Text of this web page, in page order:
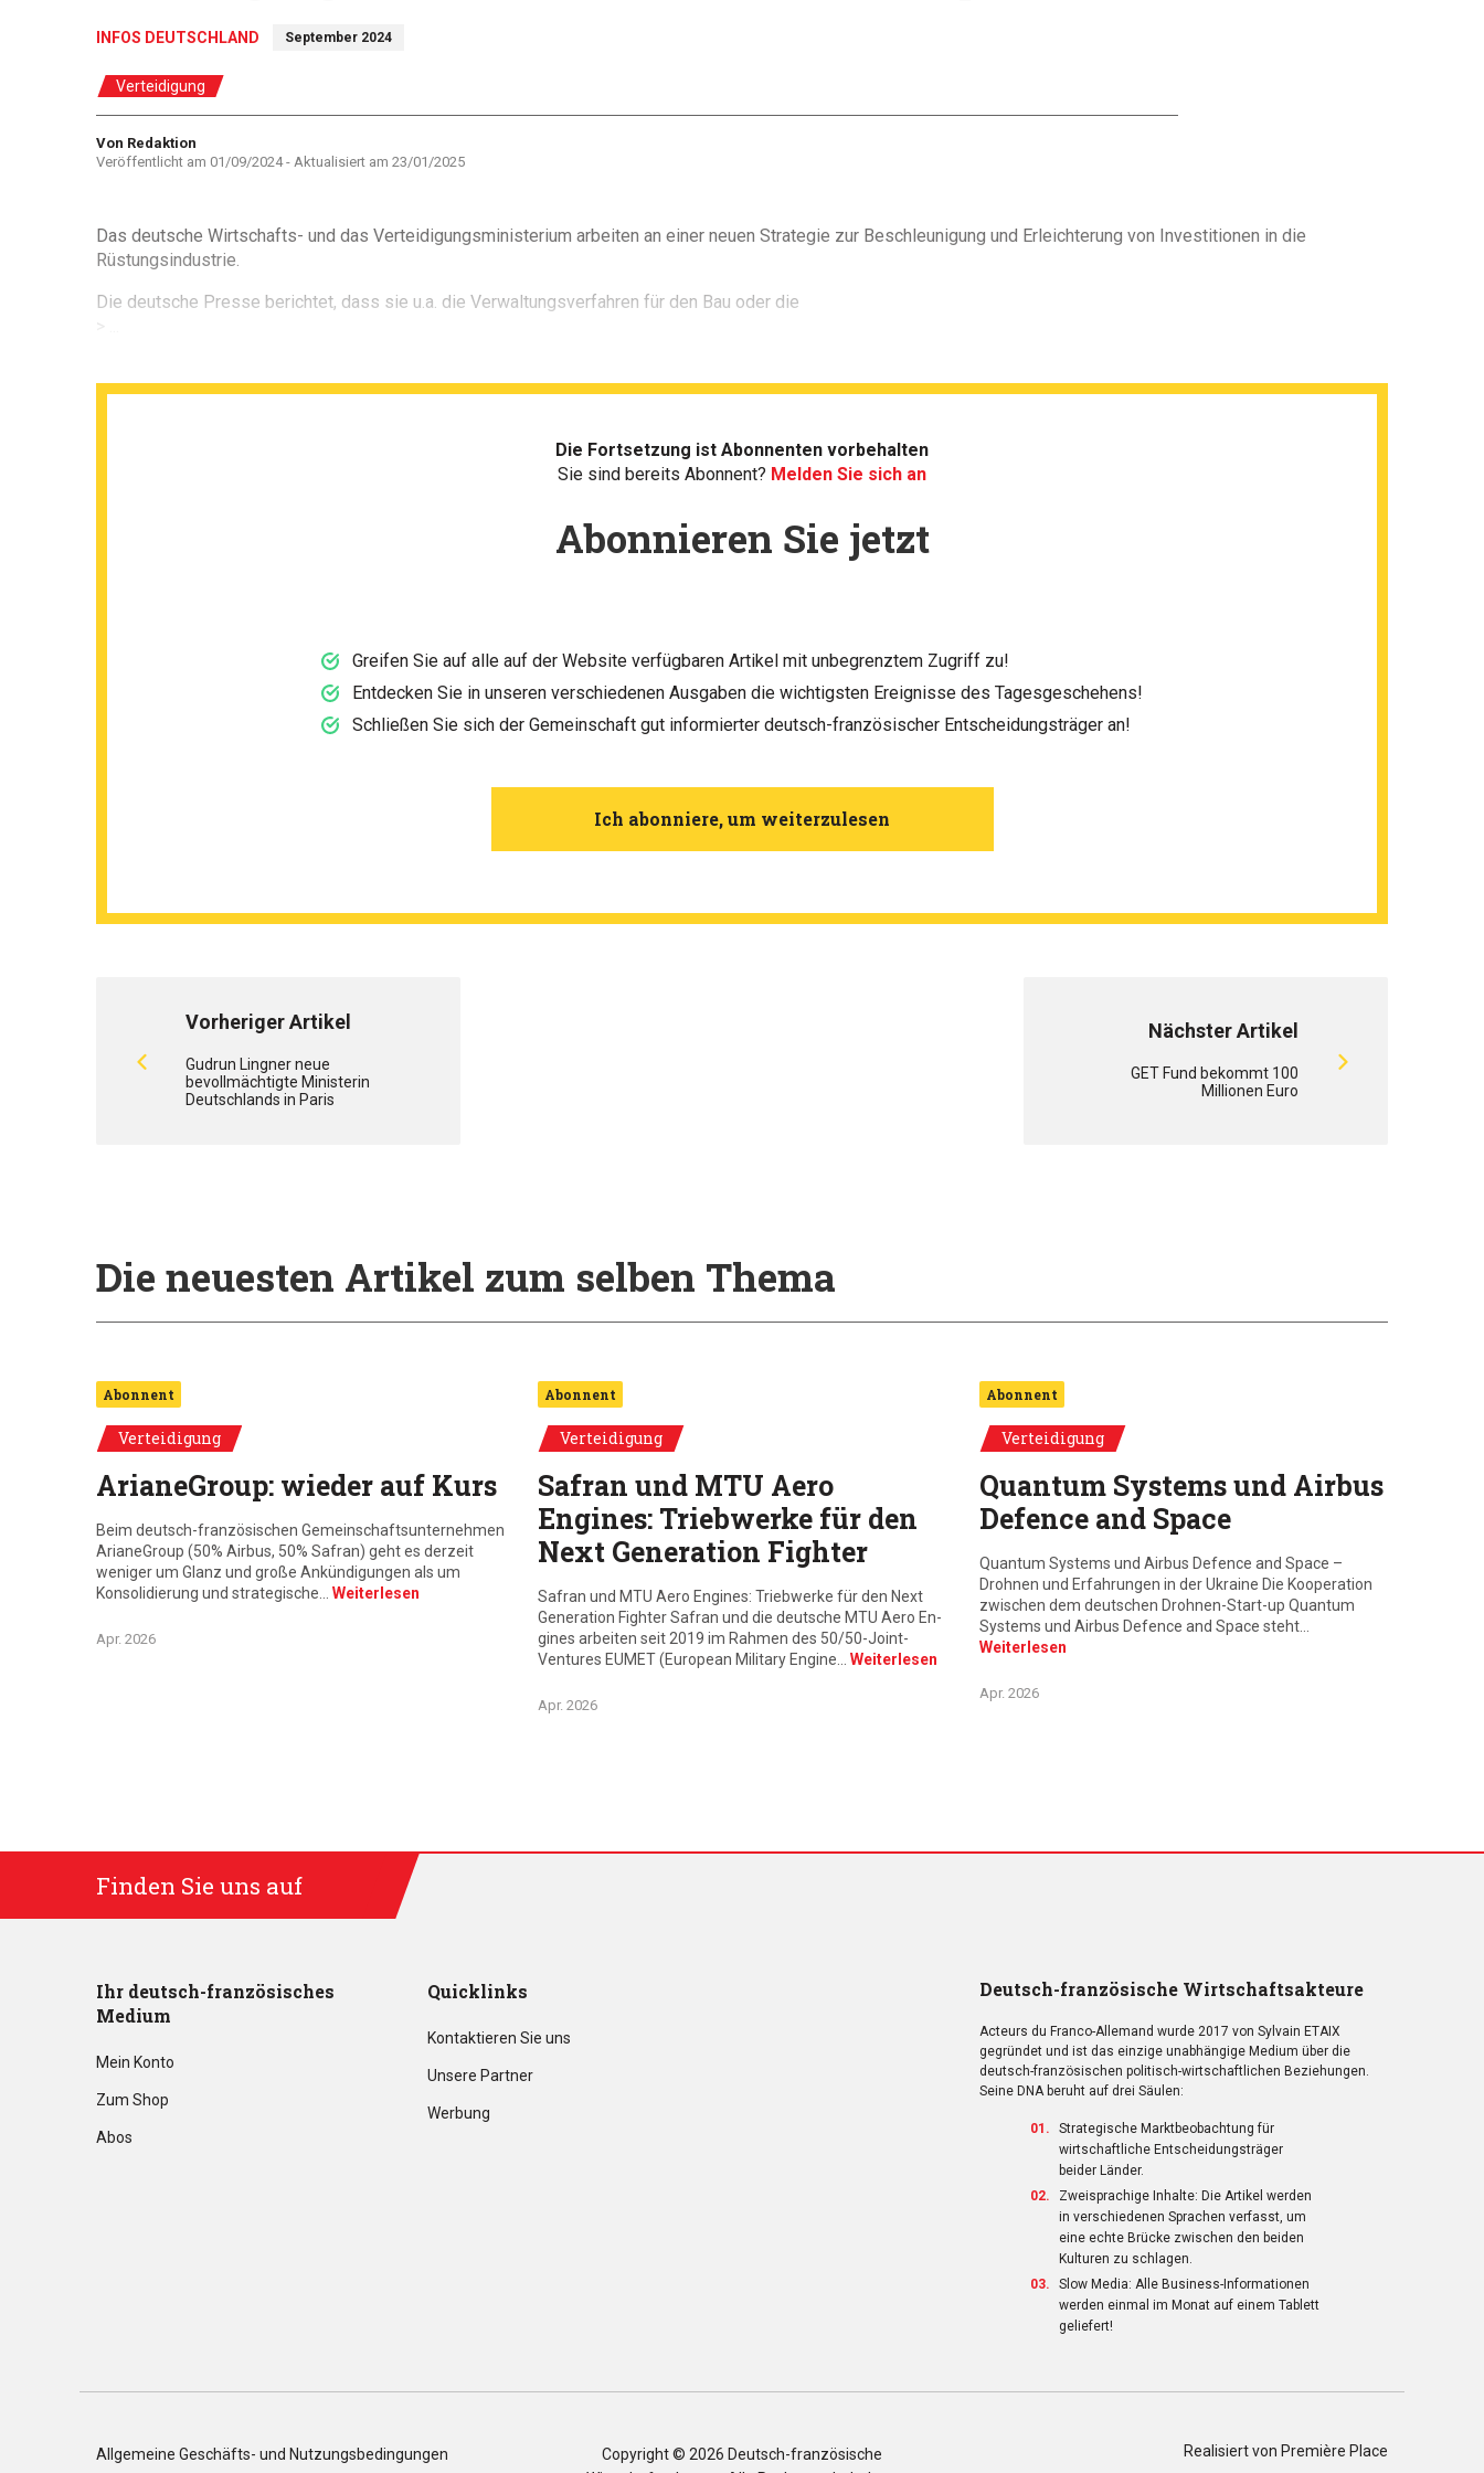
INFOS DEUTSCHLAND September 2024
Verteidigung
Autor
Von Redaktion
Veröffentlicht am 01/09/2024- Aktualisiert am 23/01/2025
Das deutsche Wirtschafts- und das Verteidigungsministerium arbeiten an einer neuen Strategie zur Beschleunigung und Erleichterung von Investitionen in die
Rüstungsindustrie.
Die deutsche Presse berichtet, dass sie u.a. die Verwaltungsverfahren für den Bau oder die
> ...
Die Fortsetzung ist Abonnenten vorbehalten
Sie sind bereits Abonnent? Melden Sie sich an
Abonnieren Sie jetzt
Greifen Sie auf alle auf der Website verfügbaren Artikel mit unbegrenztem Zugriff zu!
Entdecken Sie in unseren verschiedenen Ausgaben die wichtigsten Ereignisse des Tagesgeschehens!
Schließen Sie sich der Gemeinschaft gut informierter deutsch-französischer Entscheidungsträger an!
Ich abonniere, um weiterzulesen
Vorheriger Artikel
Gudrun Lingner neue
bevollmächtigte Ministerin
Deutschlands in Paris
Nächster Artikel
GET Fund bekommt 100
Millionen Euro
Die neuesten Artikel zum selben Thema
Abonnent
Verteidigung
ArianeGroup: wieder auf Kurs
Beim deutsch-französischen Gemeinschaftsunternehmen
ArianeGroup (50% Airbus, 50% Safran) geht es derzeit
weniger um Glanz und große Ankündigungen als um
Konsolidierung und strategische… Weiterlesen
Apr. 2026
Abonnent
Verteidigung
Safran und MTU Aero
Engines: Triebwerke für den
Next Generation Fighter
Safran und MTU Aero Engines: Triebwerke für den Next
Generation Fighter Safran und die deutsche MTU Aero En-
gines arbeiten seit 2019 im Rahmen des 50/50-Joint-
Ventures EUMET (European Military Engine… Weiterlesen
Apr. 2026
Abonnent
Verteidigung
Quantum Systems und Airbus
Defence and Space
Quantum Systems und Airbus Defence and Space –
Drohnen und Erfahrungen in der Ukraine Die Kooperation
zwischen dem deutschen Drohnen-Start-up Quantum
Systems und Airbus Defence and Space steht…
Weiterlesen
Apr. 2026
Finden Sie uns auf
Ihr deutsch-französisches
Medium
Mein Konto
Zum Shop
Abos
Quicklinks
Kontaktieren Sie uns
Unsere Partner
Werbung
Deutsch-französische Wirtschaftsakteure
Acteurs du Franco-Allemand wurde 2017 von Sylvain ETAIX
gegründet und ist das einzige unabhängige Medium über die
deutsch-französischen politisch-wirtschaftlichen Beziehungen.
Seine DNA beruht auf drei Säulen:
Strategische Marktbeobachtung für
wirtschaftliche Entscheidungsträger
beider Länder.
Zweisprachige Inhalte: Die Artikel werden
in verschiedenen Sprachen verfasst, um
eine echte Brücke zwischen den beiden
Kulturen zu schlagen.
Slow Media: Alle Business-Informationen
werden einmal im Monat auf einem Tablett
geliefert!
Allgemeine Geschäfts- und Nutzungsbedingungen Copyright © 2026 Deutsch-französische
Realisiert von Première Place